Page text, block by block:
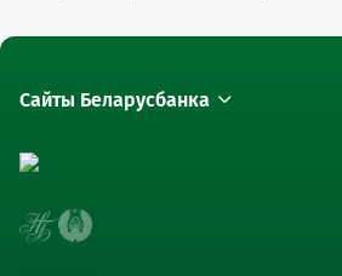
Сайты Беларусбанка